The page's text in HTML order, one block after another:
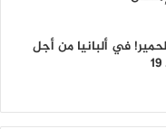
في ألبانيا من أجل